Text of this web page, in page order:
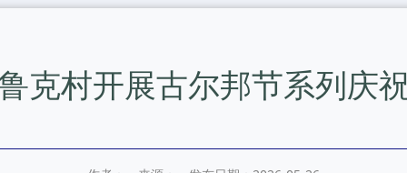
克村开展古尔邦节系列庆